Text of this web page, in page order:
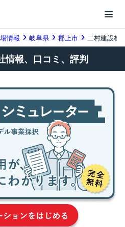
情報 岐阜県 郡上市 二村建設株
情報、口コミ、評判